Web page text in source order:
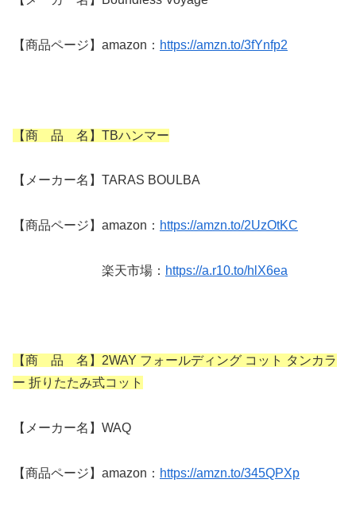
【商品ページ】amazon： https://amzn.to/3fYnfp2
【商 品 名】TBハンマー
【メーカー名】TARAS BOULBA
【商品ページ】amazon： https://amzn.to/2UzOtKC
楽天市場： https://a.r10.to/hlX6ea
【商 品 名】2WAY フォールディング コット タンカラ
ー 折りたたみ式コット
【メーカー名】WAQ
【商品ページ】amazon： https://amzn.to/345QPXp